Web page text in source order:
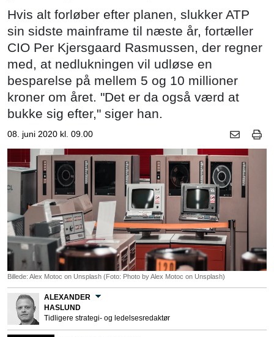
Hvis alt forløber efter planen, slukker ATP
sin sidste mainframe til næste år, fortæller
CIO Per Kjersgaard Rasmussen, der regner
med, at nedlukningen vil udløse en
besparelse på mellem 5 og 10 millioner
kroner om året. "Det er da også værd at
bukke sig efter," siger han.
08. juni 2020 kl. 09.00
Billede: Alex Motoc on Unsplash (Foto: Photo by Alex Motoc on Unsplash)
ALEXANDER
HASLUND
Tidligere strategi- og ledelsesredaktør